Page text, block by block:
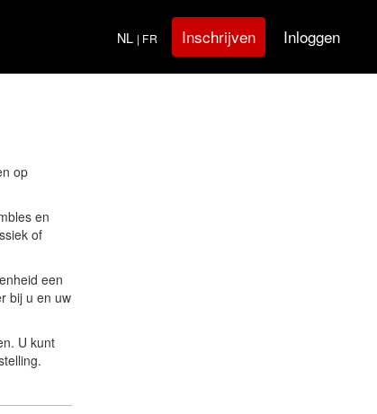
NL | FR Inschrijven Inloggen
op
en
of
een
bij u en uw
U kunt